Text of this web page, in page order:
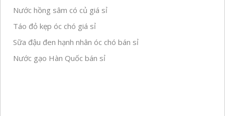
Nước hồng sâm có củ giá sỉ
Táo đỏ kẹp óc chó giá sỉ
Sữa đậu đen hạnh nhân óc chó bán sỉ
Nước gạo Hàn Quốc bán sỉ